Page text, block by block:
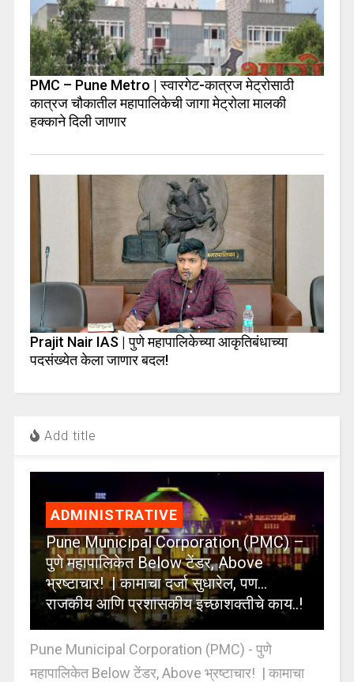
PMC – Pune Metro | स्वारगेट-कात्रज मेट्रोसाठी
कात्रज चौकातील महापालिकेची जागा मेट्रोला मालकी
हक्काने दिली जाणार
Prajit Nair IAS | पुणे महापालिकेच्या आकृतिबंधाच्या
पदसंख्येत केला जाणार बदल!
Add title
ADMINISTRATIVE
Pune Municipal Corporation (PMC) –
पुणे महापालिकेत Below टेंडर, Above
भ्रष्टाचार! | कामाचा दर्जा सुधारेल, पण…
राजकीय आणि प्रशासकीय इच्छाशक्तीचे काय..!
Pune Municipal Corporation (PMC) - पुणे
महापालिकेत Below टेंडर, Above भ्रष्टाचार! | कामाचा